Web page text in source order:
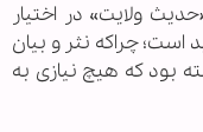
ولایت» در اختیار
است؛ چراکه نثر و بیان
بود که هیچ نیازی به